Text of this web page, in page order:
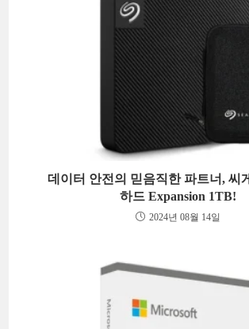
데이터 안전의 믿음직한 파트너, 씨
하드 Expansion 1TB!
2024년 08월 14일